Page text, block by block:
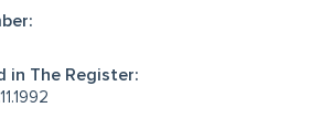
in The Register: